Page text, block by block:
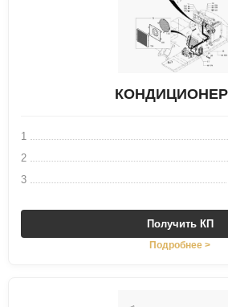
1
2
3
Получить КП
Подробнее >